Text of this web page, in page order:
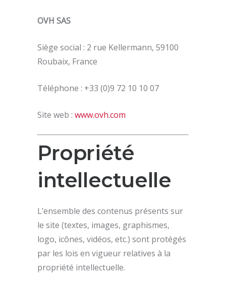
OVH SAS
Siège social : 2 rue Kellermann, 59100
Roubaix, France
Téléphone : +33 (0)9 72 10 10 07
Site web : www.ovh.com
Propriété
intellectuelle
L’ensemble des contenus présents sur
le site (textes, images, graphismes,
logo, icônes, vidéos, etc.) sont protégés
par les lois en vigueur relatives à la
propriété intellectuelle.